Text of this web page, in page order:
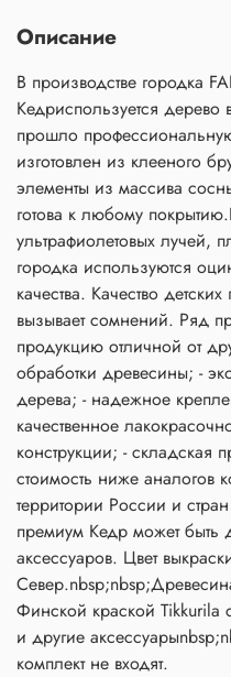
Описание
В производстве городка
Кедриспользуется дерево
прошло
изготовлен из клееного
элементы из массива
готова к любому
ультрафиолетовых лучей,
городка используются
качества. Качество
вызывает сомнений. Ряд
продукцию отличной от
обработки древесины; -
дерева; - надежное
качественное
конструкции; - складская
стоимость ниже аналогов
территории России и
премиум Кедр может быть
аксессуаров. Цвет
Финской краской Tikkurila
и другие
комплект не входят.